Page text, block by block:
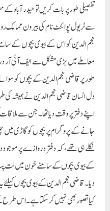
تفصیلی طور پر بات کریں تو حیدر آباد
سے ٹریول پوائنٹ نام کی بیرون ممالک
نجم الدین کو اس کے بیوی بچوں کے
معاملے میں بڑی مشکل سے ایف آئی آر
طور پرقاضی نجم الدین کے بچوں کو
دل انسان قاضی نجم الدین نے ہمیشہ
اپنے دفتر پر وقت دیا تھا۔ جن سے ملاقات
جانے کے پروگرام پر بچوں کو گاڑی
نکلے ہی تھے ، کہ دفتر دروازے پر
کے بیوی بچوں کے سامنے خون میں لت
دیا ۔ قاضی نجم الدین کے بیوی بچوں کیلئے
کیا تصور بھی نہیں کرسکتا ہے۔ اس